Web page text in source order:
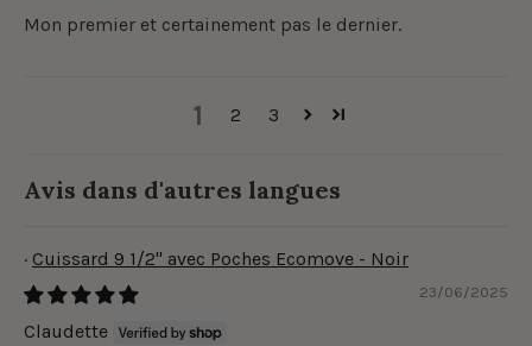
Mon premier et certainement pas le dernier.
1 2 3
Avis dans d'autres langues
Cuissard 9 1/2" avec Poches Ecomove - Noir
23/06/2025
Claudette